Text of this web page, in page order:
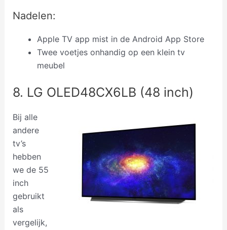
Nadelen:
Apple TV app mist in de Android App Store
Twee voetjes onhandig op een klein tv
meubel
8. LG OLED48CX6LB (48 inch)
Bij alle
andere
tv’s
hebben
we de 55
inch
gebruikt
als
vergelijk,